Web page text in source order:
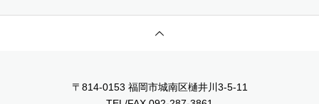
〒814-0153 福岡市城南区樋井川3-5-11